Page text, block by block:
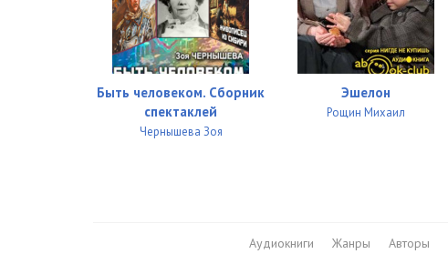
Быть человеком. Сборник
спектаклей
Чернышева Зоя
Эшелон
Рощин Михаил
Аудиокниги Жанры Авторы